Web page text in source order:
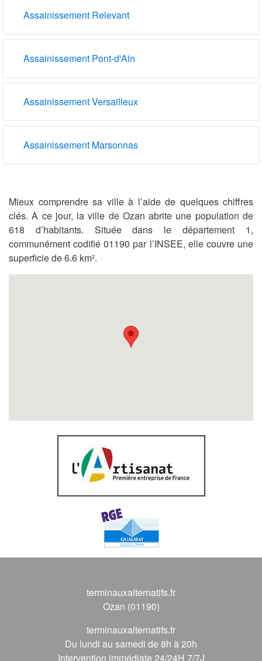
Assainissement Relevant
Assainissement Pont-d'Ain
Assainissement Versailleux
Assainissement Marsonnas
Mieux comprendre sa ville à l’aide de quelques chiffres
clés. A ce jour, la ville de Ozan abrite une population de
618 d’habitants. Située dans le département 1,
communément codifié 01190 par l’INSEE, elle couvre une
superficie de 6.6 km².
terminauxalternatifs.fr
Ozan (01190)
terminauxalternatifs.fr
Du lundi au samedi de 8h à 20h
Intervention immédiate 24/24H 7/7J